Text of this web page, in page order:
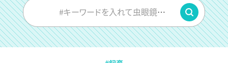
#キーワードを入れて虫眼鏡をPUSH